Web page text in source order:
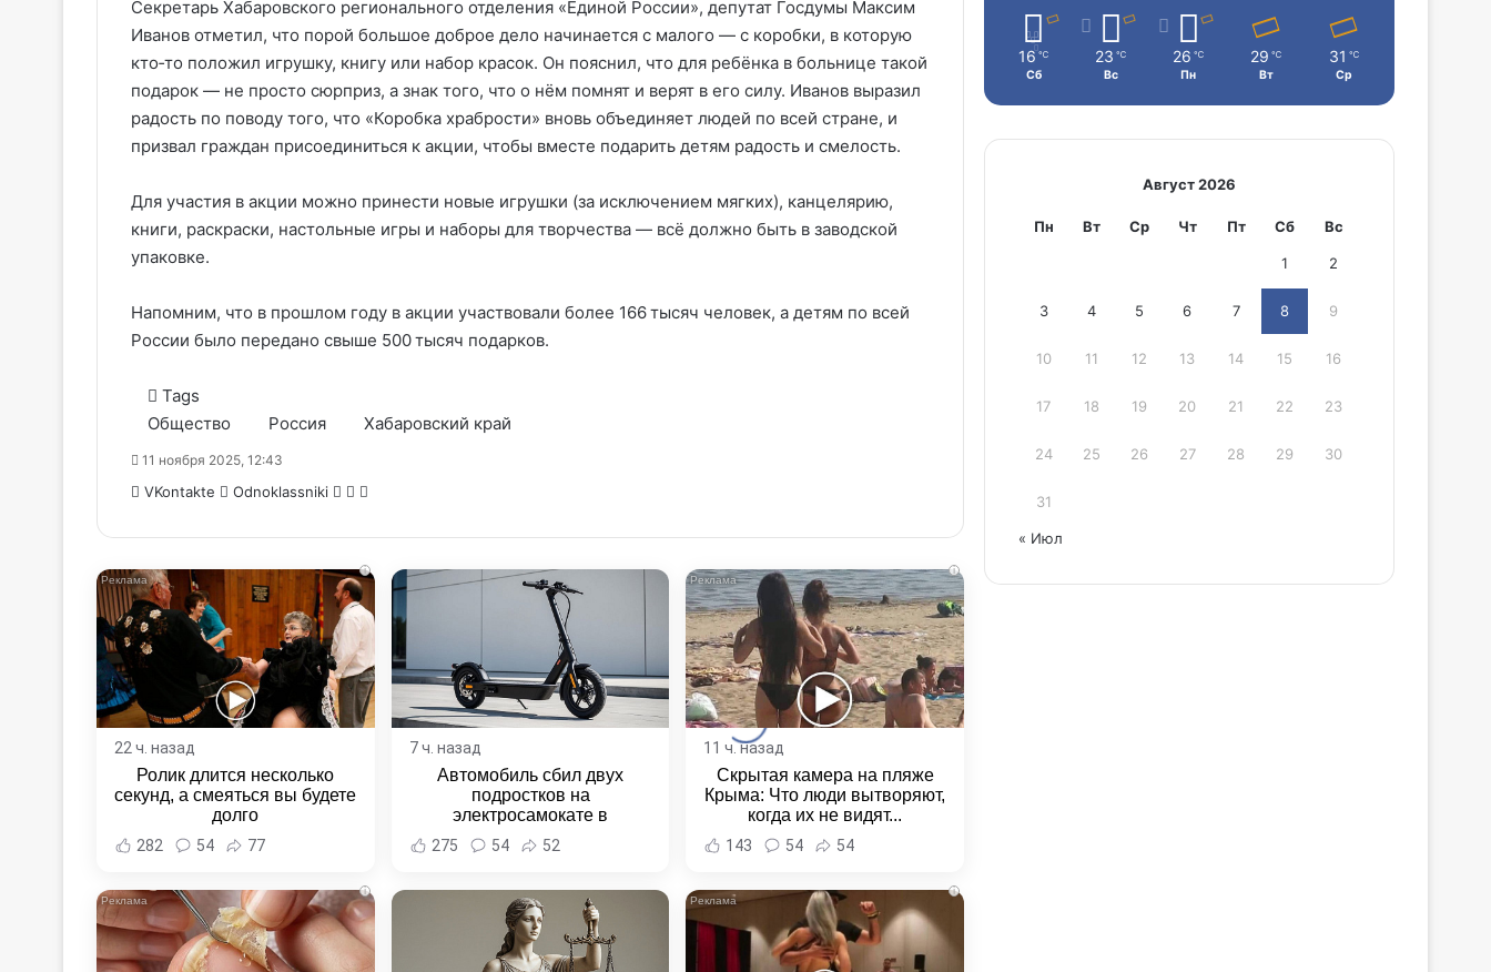
Секретарь Хабаровского регионального отделения «Единой России», депутат Госдумы Максим
Иванов отметил, что порой большое доброе дело начинается с малого — с коробки, в которую
кто‑то положил игрушку, книгу или набор красок. Он пояснил, что для ребёнка в больнице такой
подарок — не просто сюрприз, а знак того, что о нём помнят и верят в его силу. Иванов выразил
радость по поводу того, что «Коробка храбрости» вновь объединяет людей по всей стране, и
призвал граждан присоединиться к акции, чтобы вместе подарить детям радость и смелость.
Для участия в акции можно принести новые игрушки (за исключением мягких), канцелярию,
книги, раскраски, настольные игры и наборы для творчества — всё должно быть в заводской
упаковке.
Напомним, что в прошлом году в акции участвовали более 166 тысяч человек, а детям по всей
России было передано свыше 500 тысяч подарков.
Tags
Общество
Россия Хабаровский край
11 ноября 2025, 12:43
VKontakte Odnoklassniki WhatsApp
Telegram
Email
i
22 ч. назад
Ролик длится несколько
секунд, а смеяться вы будете
долго
282 54 77
7 ч. назад
Автомобиль сбил двух
подростков на
электросамокате в
Комсомольске-на-Амуре -
Новости Хабаровска и
275 54 52
i
11 ч. назад
Скрытая камера на пляже
Крыма: Что люди вытворяют,
когда их не видят...
143 54 54
i i
16 ℃
Сб
23 ℃
Вс
26 ℃
Пн
29 ℃
Вт
31 ℃
Ср
Август 2026
Пн Вт Ср Чт Пт Сб Вс
1 2
3 4 5 6 7 8 9
10 11 12 13 14 15 16
17 18 19 20 21 22 23
24 25 26 27 28 29 30
31
« Июл